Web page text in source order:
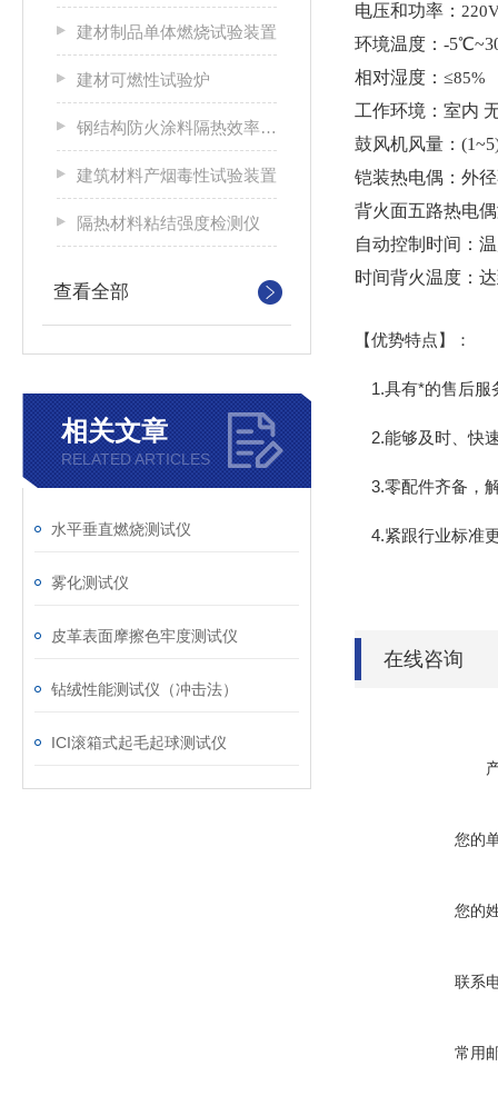
建材制品单体燃烧试验装置
建材可燃性试验炉
钢结构防火涂料隔热效率及耐火极限试验炉
建筑材料产烟毒性试验装置
隔热材料粘结强度检测仪
查看全部
相关文章
RELATED ARTICLES
水平垂直燃烧测试仪
雾化测试仪
皮革表面摩擦色牢度测试仪
钻绒性能测试仪（冲击法）
ICI滚箱式起毛起球测试仪
电压和功率：
环境温度： -
相对湿度：≤85%
工作环境： 室内
鼓风机风量：
铠装热电偶： 外
背火面五路热电
自动控制时间：
时间背火温度：
【优势特点】：
1.具有*的售后服
2.能够及时、快
3.零配件齐备，
4.紧跟行业标准
在线咨询
您的
您的
联系
常用